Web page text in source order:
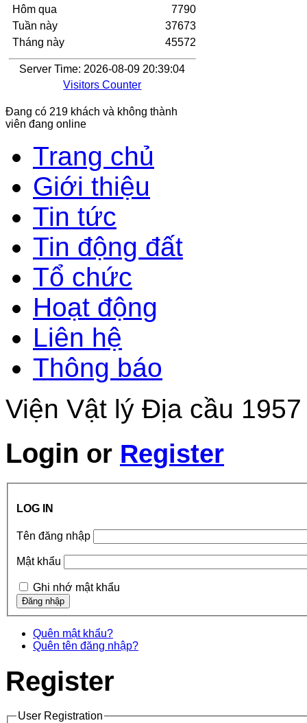
Hôm qua
Tuần này
Tháng này
7790
37673
45572
Server Time: 2026-08-09 20:39:04
Visitors Counter
Đang có 219 khách và không thành
viên đang online
Trang chủ
Giới thiệu
Tin tức
Tin động đất
Tổ chức
Hoạt động
Liên hệ
Thông báo
Viện Vật lý Địa cầu
Login or Register
LOG IN
Tên đăng nhập
Mật khẩu
Ghi nhớ mật khẩu
Quên mật khẩu?
Quên tên đăng nhập?
Register
User Registration